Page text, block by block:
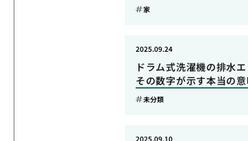
家
ドラム式洗濯機の排水エ
その数字が示す本当の
2025.09.24
未分類
2025.09.10